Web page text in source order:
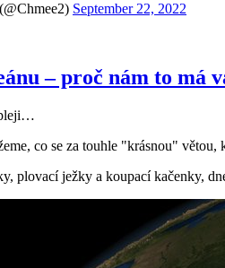
September 22, 2022
– proč nám to má
co se za touhle "krásnou"
plovací ježky a koupací kačenky,